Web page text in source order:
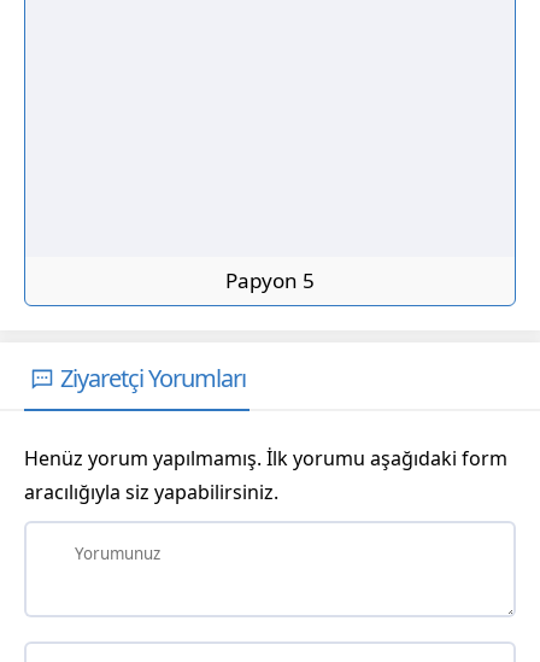
Papyon 5
Ziyaretçi Yorumları
Henüz yorum yapılmamış. İlk yorumu aşağıdaki form
aracılığıyla siz yapabilirsiniz.